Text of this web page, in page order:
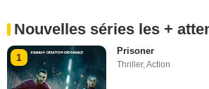
Nouvelles séries les +
1
Prisoner
Thriller,Action